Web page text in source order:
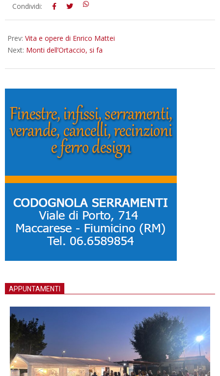
2012-
Condividi:
Prev: Vita e opere di Enrico Mattei
Next: Monti dell’Ortaccio, si fa
APPUNTAMENTI